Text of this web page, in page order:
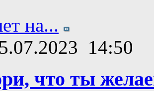
на...
14:50
что ты